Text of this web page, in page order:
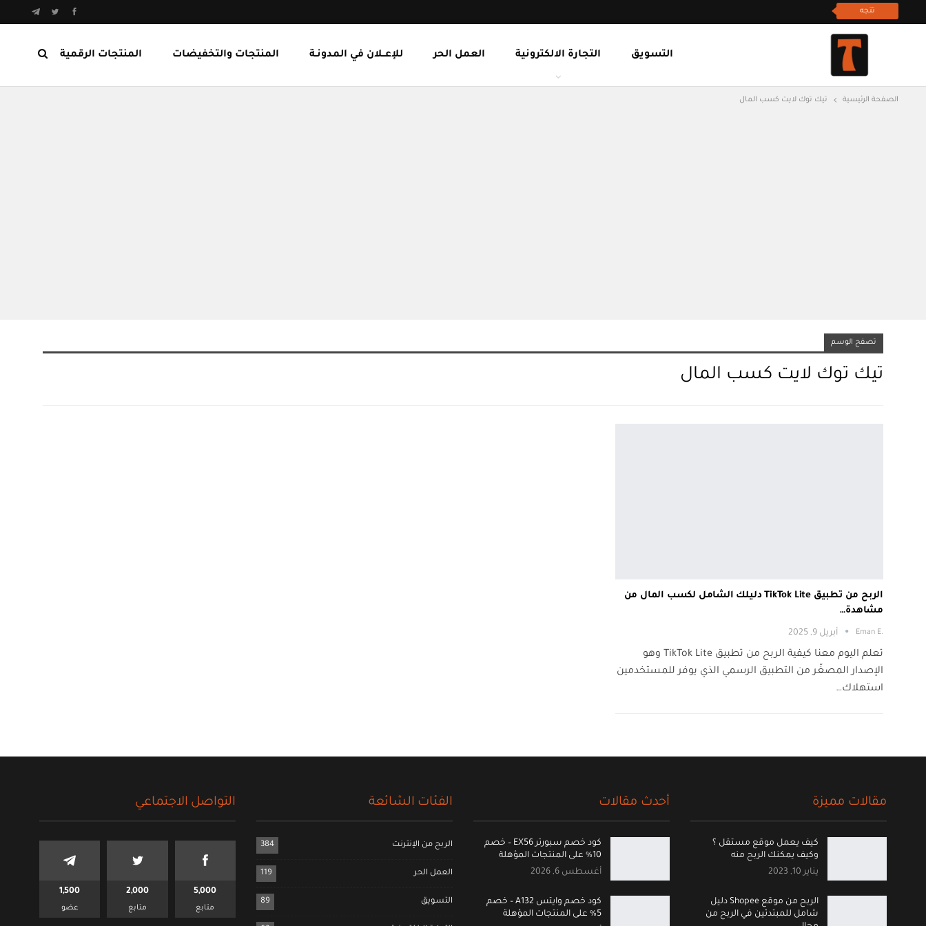
تتجه
المنتجات الرقمية المنتجات والتخفيضات للإعــلان في المدونـة العمل الحر التجارة الالكترونية التسويق
الصفحة الرئيسية تيك توك لايت كسب المال
تصفح الوسم
تيك توك لايت كسب المال
الربح من تطبيق TikTok Lite دليلك الشامل لكسب المال من
مشاهدة…
.Eman E أبريل 9, 2025
تعلم اليوم معنا كيفية الربح من تطبيق TikTok Lite وهو
الإصدار المصغّر من التطبيق الرسمي الذي يوفر للمستخدمين
استهلاك…
مقالات مميزة
كيف يعمل موقع مستقل ؟
وكيف يمكنك الربح منه
يناير 10, 2023
الربح من موقع Shopee دليل
شامل للمبتدئين في الربح من
أحدث مقالات
كود خصم سبورتر EX56 – خصم
10% على المنتجات المؤهلة
أغسطس 6, 2026
كود خصم وايتس A132 – خصم
5% على المنتجات المؤهلة
الفئات الشائعة
الربح من الإنترنت 384
العمل الحر 119
التسويق 89
التواصل الاجتماعي
5,000
متابع
2,000
متابع
1,500
عضو